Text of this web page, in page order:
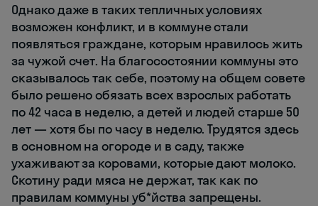
Однако даже в таких тепличных условиях
возможен конфликт, и в коммуне стали
появляться граждане, которым нравилось жить
за чужой счет. На благосостоянии коммуны это
сказывалось так себе, поэтому на общем совете
было решено обязать всех взрослых работать
по 42 часа в неделю, а детей и людей старше 50
лет — хотя бы по часу в неделю. Трудятся здесь
в основном на огороде и в саду, также
ухаживают за коровами, которые дают молоко.
Скотину ради мяса не держат, так как по
правилам коммуны уб*йства запрещены.